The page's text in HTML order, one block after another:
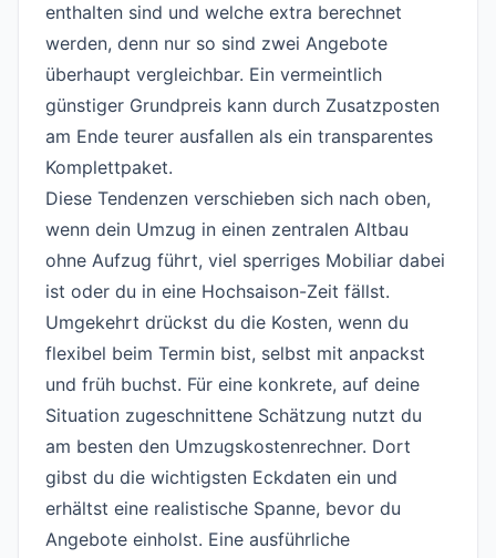
enthalten sind und welche extra berechnet
werden, denn nur so sind zwei Angebote
überhaupt vergleichbar. Ein vermeintlich
günstiger Grundpreis kann durch Zusatzposten
am Ende teurer ausfallen als ein transparentes
Komplettpaket.
Diese Tendenzen verschieben sich nach oben,
wenn dein Umzug in einen zentralen Altbau
ohne Aufzug führt, viel sperriges Mobiliar dabei
ist oder du in eine Hochsaison-Zeit fällst.
Umgekehrt drückst du die Kosten, wenn du
flexibel beim Termin bist, selbst mit anpackst
und früh buchst. Für eine konkrete, auf deine
Situation zugeschnittene Schätzung nutzt du
am besten den Umzugskostenrechner. Dort
gibst du die wichtigsten Eckdaten ein und
erhältst eine realistische Spanne, bevor du
Angebote einholst. Eine ausführliche